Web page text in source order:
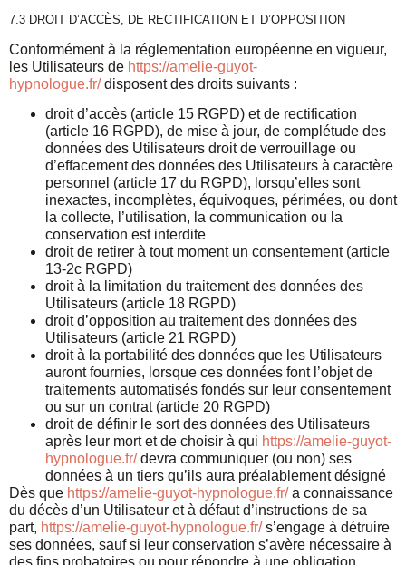
7.3 DROIT D’ACCÈS, DE RECTIFICATION ET D’OPPOSITION
Conformément à la réglementation européenne en vigueur,
les Utilisateurs de https://amelie-guyot-
hypnologue.fr/disposent des droits suivants :
droit d’accès (article 15 RGPD) et de rectification
(article 16 RGPD), de mise à jour, de complétude des
données des Utilisateurs droit de verrouillage ou
d’effacement des données des Utilisateurs à caractère
personnel (article 17 du RGPD), lorsqu’elles sont
inexactes, incomplètes, équivoques, périmées, ou dont
la collecte, l’utilisation, la communication ou la
conservation est interdite
droit de retirer à tout moment un consentement (article
13-2c RGPD)
droit à la limitation du traitement des données des
Utilisateurs (article 18 RGPD)
droit d’opposition au traitement des données des
Utilisateurs (article 21 RGPD)
droit à la portabilité des données que les Utilisateurs
auront fournies, lorsque ces données font l’objet de
traitements automatisés fondés sur leur consentement
ou sur un contrat (article 20 RGPD)
droit de définir le sort des données des Utilisateurs
après leur mort et de choisir à qui https://amelie-guyot-
hypnologue.fr/devra communiquer (ou non) ses
données à un tiers qu’ils aura préalablement désigné
Dès que https://amelie-guyot-hypnologue.fr/a connaissance
du décès d’un Utilisateur et à défaut d’instructions de sa
part, https://amelie-guyot-hypnologue.fr/s’engage à détruire
ses données, sauf si leur conservation s’avère nécessaire à
des fins probatoires ou pour répondre à une obligation